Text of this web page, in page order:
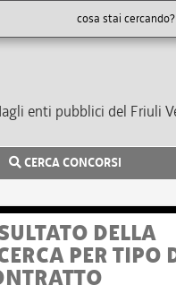
enti pubblici del Friuli
CERCA CONCORSI
DELLA
PER TIPO